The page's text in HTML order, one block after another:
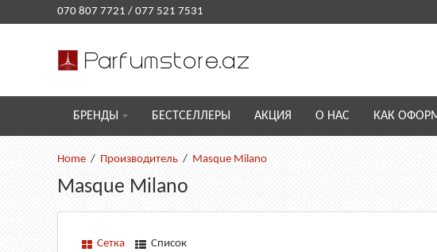
070 807 7721 / 077 521 7531
БРЕНДЫ БЕСТСЕЛЛЕРЫ АКЦИЯ О НАС КАК
Производитель Masque Milano
Masque Milano
Сетка Список